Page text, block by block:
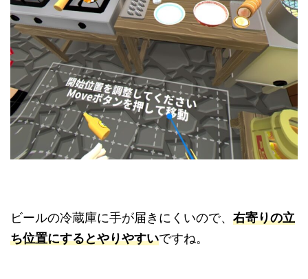
ビールの冷蔵庫に手が届きにくいので、 右寄りの立
ち位置にするとやりやすいですね。